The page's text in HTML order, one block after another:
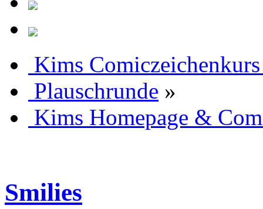
Kims
Plauschrunde »
Kims Homepage &
Smilies